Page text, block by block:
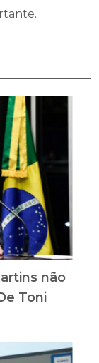
não
Toni